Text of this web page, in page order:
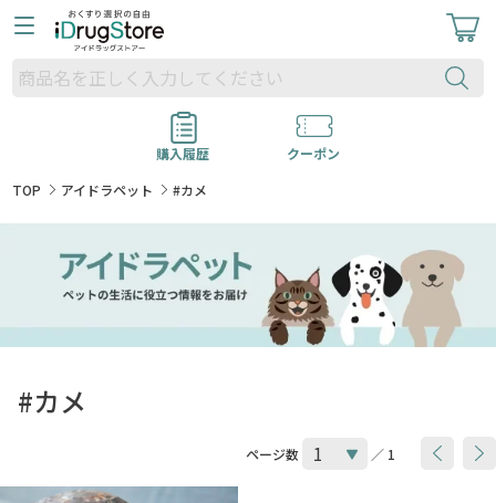
購入履歴
クーポン
TOP
アイドラペット #カメ
#カメ
ページ数 ／ 1